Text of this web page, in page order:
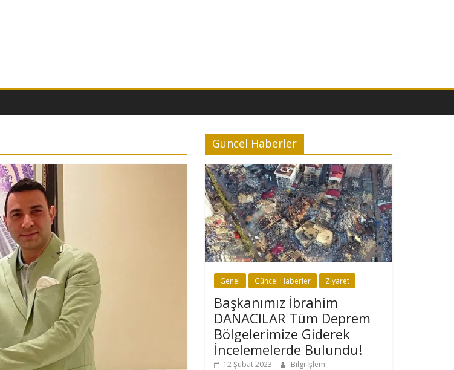
Güncel Haberler
Genel Güncel Haberler Ziyaret
Başkanımız İbrahim
DANACILAR Tüm Deprem
Bölgelerimize Giderek
İncelemelerde Bulundu!
12 Şubat 2023 Bilgi İşlem